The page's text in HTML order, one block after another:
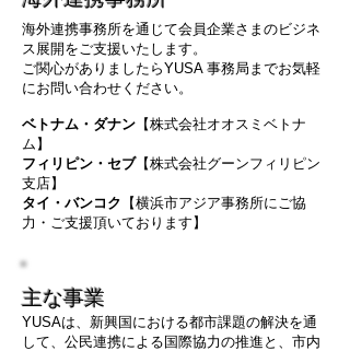
海外連携事務所を通じて会員企業さまのビジネ
ス展開をご支援いたします。
ご関心がありましたらYUSA 事務局までお気軽
にお問い合わせください。
ベトナム・ダナン 【株式会社オオスミベトナ
ム】
フィリピン・セブ【株式会社グーンフィリピン
支店】
タイ・バンコク 【横浜市アジア事務所にご協
力・ご支援頂いております】
主な事業
YUSAは、新興国における都市課題の解決を通
して、公民連携による国際協力の推進と、市内